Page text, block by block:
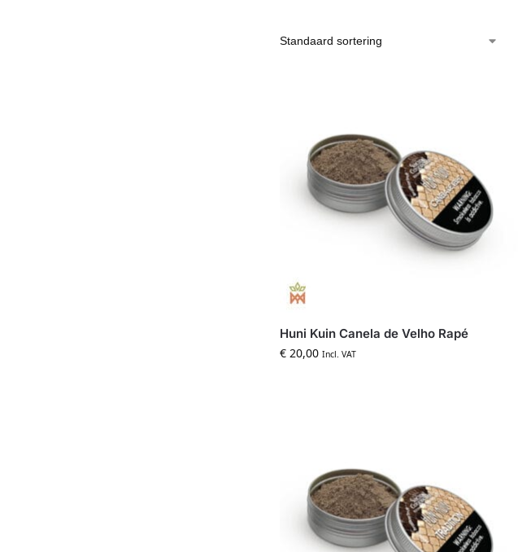
Huni Kuin Canela de Velho Rapé
€ 20,00 Incl. VAT